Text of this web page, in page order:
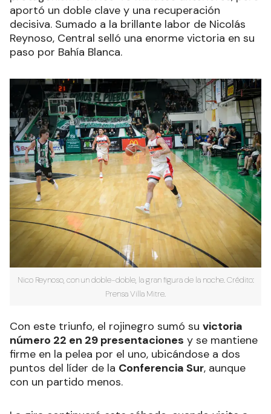
aportó un doble clave y una recuperación
decisiva. Sumado a la brillante labor de Nicolás
Reynoso, Central selló una enorme victoria en su
paso por Bahía Blanca.
Nico Reynoso, con un doble-doble, la gran figura de la noche. Crédito:
Prensa Villa Mitre.
Con este triunfo, el rojinegro sumó su victoria
número 22 en 29 presentaciones y se mantiene
firme en la pelea por el uno, ubicándose a dos
puntos del líder de la Conferencia Sur, aunque
con un partido menos.